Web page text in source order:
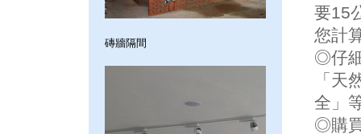
磚牆隔間
要15
您計
◎仔
「天
全」
◎購